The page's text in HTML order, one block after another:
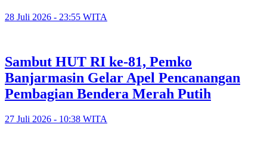
28 Juli 2026 - 23:55 WITA
Sambut HUT RI ke-81, Pemko
Banjarmasin Gelar Apel Pencanangan
Pembagian Bendera Merah Putih
27 Juli 2026 - 10:38 WITA